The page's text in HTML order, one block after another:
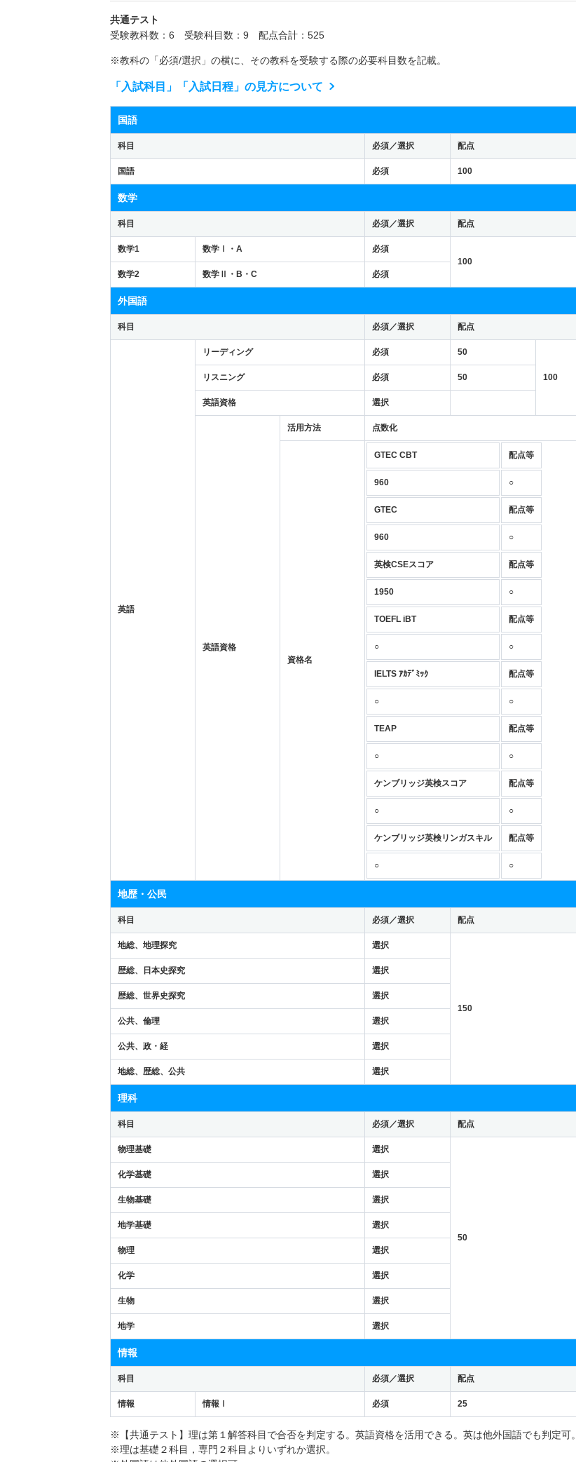
共通テスト
受験教科数：6 受験科目数：9 配点合計：525
※教科の「必須/選択」の横に、その教科を受験する際の必要科目数を記載。
「入試科目」「入試日程」の見方について
国語
科目 必須／選択 配点
国語 必須 100
数学
科目 必須／選択 配点
数学1 数学Ⅰ・A
必須
100
数学2
数学Ⅱ・B・C 必須
外国語
科目 必須／選択 配点
英語
リーディング 必須 50
100
リスニング 必須 50
英語資格 選択
英語資格
活用方法 点数化
資格名
GTEC CBT 配点等
960 ○
GTEC 配点等
960 ○
英検CSEスコア 配点等
1950 ○
TOEFL iBT 配点等
○ ○
IELTS ｱｶﾃﾞﾐｯｸ 配点等
○ ○
TEAP 配点等
○ ○
ケンブリッジ英検スコア 配点等
○ ○
ケンブリッジ英検リンガスキル 配点等
○ ○
地歴・公民
科目 必須／選択 配点
地総、地理探究 選択
150
歴総、日本史探究 選択
歴総、世界史探究 選択
公共、倫理 選択
公共、政・経 選択
地総、歴総、公共 選択
理科
科目 必須／選択 配点
物理基礎 選択
50
化学基礎 選択
生物基礎 選択
地学基礎 選択
物理 選択
化学 選択
生物 選択
地学 選択
情報
科目 必須／選択 配点
情報 情報Ⅰ 必須 25
※【共通テスト】理は第１解答科目で合否を判定する。英語資格を活用できる。英は他外国語でも判定可。
※理は基礎２科目，専門２科目よりいずれか選択。